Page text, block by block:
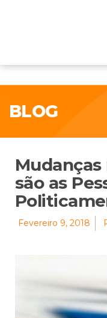
BLOG
Mudanças
são as
Fevereiro 9, 2018